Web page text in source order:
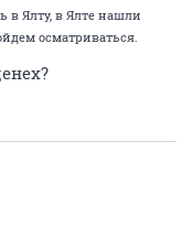
в Ялту, в Ялте нашли
осматриваться.